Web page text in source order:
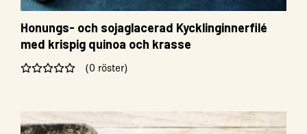
Honungs- och sojaglacerad Kycklinginnerfilé
med krispig quinoa och krasse
(0 röster)